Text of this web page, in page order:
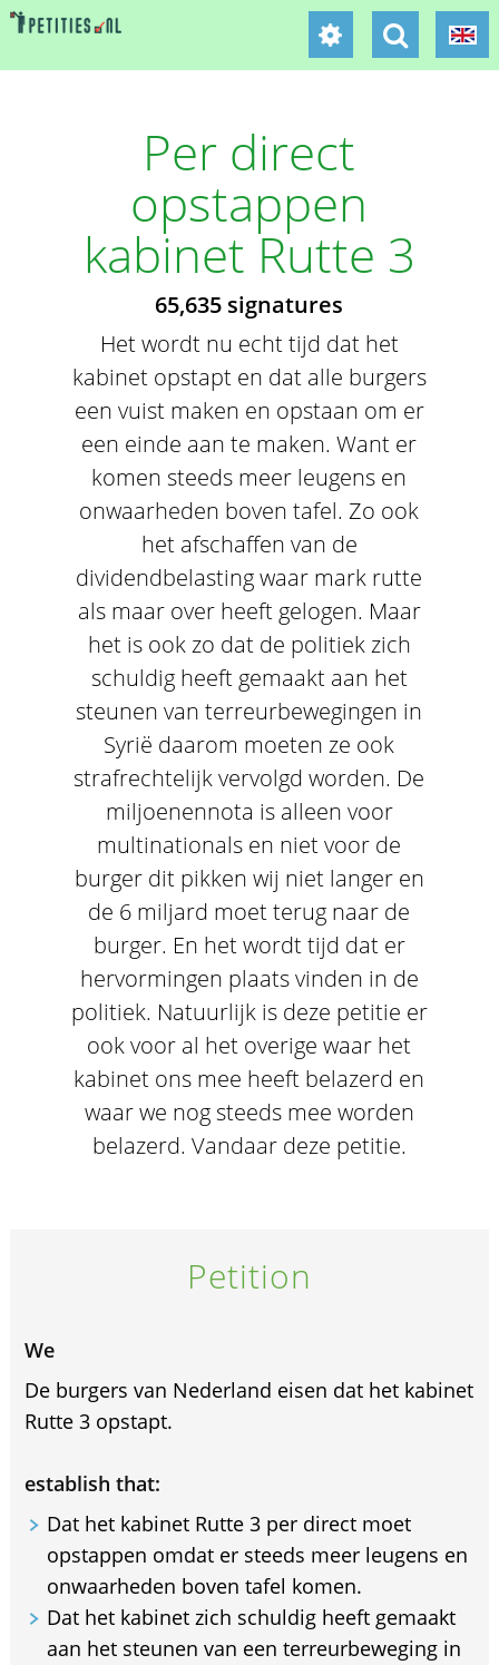
Per direct
opstappen
kabinet Rutte 3
65,635 signatures
Het wordt nu echt tijd dat het
kabinet opstapt en dat alle burgers
een vuist maken en opstaan om er
een einde aan te maken. Want er
komen steeds meer leugens en
onwaarheden boven tafel. Zo ook
het afschaffen van de
dividendbelasting waar mark rutte
als maar over heeft gelogen. Maar
het is ook zo dat de politiek zich
schuldig heeft gemaakt aan het
steunen van terreurbewegingen in
Syrië daarom moeten ze ook
strafrechtelijk vervolgd worden. De
miljoenennota is alleen voor
multinationals en niet voor de
burger dit pikken wij niet langer en
de 6 miljard moet terug naar de
burger. En het wordt tijd dat er
hervormingen plaats vinden in de
politiek. Natuurlijk is deze petitie er
ook voor al het overige waar het
kabinet ons mee heeft belazerd en
waar we nog steeds mee worden
belazerd. Vandaar deze petitie.
Petition
We
De burgers van Nederland eisen dat het kabinet
Rutte 3 opstapt.
establish that:
Dat het kabinet Rutte 3 per direct moet
opstappen omdat er steeds meer leugens en
onwaarheden boven tafel komen.
Dat het kabinet zich schuldig heeft gemaakt
aan het steunen van een terreurbeweging in